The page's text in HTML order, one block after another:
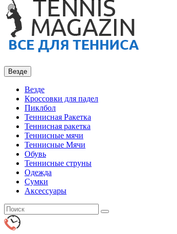
Везде
Везде
Кроссовки для падел
Пиклбол
Теннисная Ракетка
Теннисная ракетка
Теннисные мячи
Теннисные Мячи
Обувь
Теннисные струны
Одежда
Сумки
Аксессуары